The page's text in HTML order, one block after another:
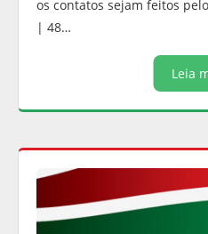
os contatos sejam feitos
| 48…
Leia